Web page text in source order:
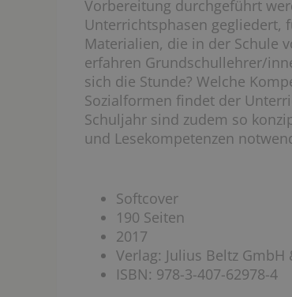
Vorbereitung durchgeführt
Unterrichtsphasen
Materialien, die in der Schule
erfahren Grundschullehrer/
sich die Stunde? Welche
Sozialformen findet der
Schuljahr sind zudem so
und Lesekompetenzen
Softcover
190 Seiten
2017
Verlag: Julius Beltz GmbH
ISBN: 978-3-407-62978-4